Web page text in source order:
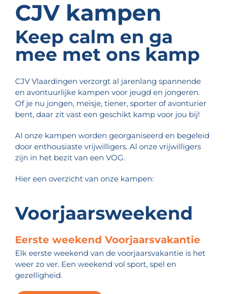
CJV kampen
Keep calm en ga
mee met ons kamp
CJV Vlaardingen verzorgt al jarenlang spannende
en avontuurlijke kampen voor jeugd en jongeren.
Of je nu jongen, meisje, tiener, sporter of avonturier
bent, daar zit vast een geschikt kamp voor jou bij!
Al onze kampen worden georganiseerd en begeleid
door enthousiaste vrijwilligers. Al onze vrijwilligers
zijn in het bezit van een VOG.
Hier een overzicht van onze kampen:
Voorjaarsweekend
Eerste weekend Voorjaarsvakantie
Elk eerste weekend van de voorjaarsvakantie is het
weer zo ver. Een weekend vol sport, spel en
gezelligheid.